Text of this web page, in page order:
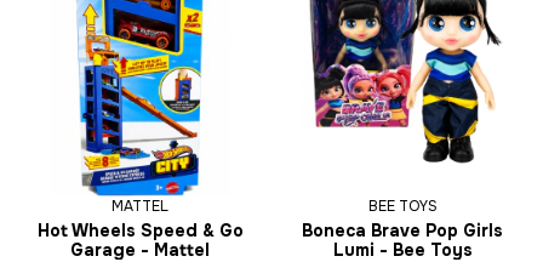
MATTEL
Hot Wheels Speed & Go
Garage - Mattel
BEE TOYS
Boneca Brave Pop Girls
Lumi - Bee Toys